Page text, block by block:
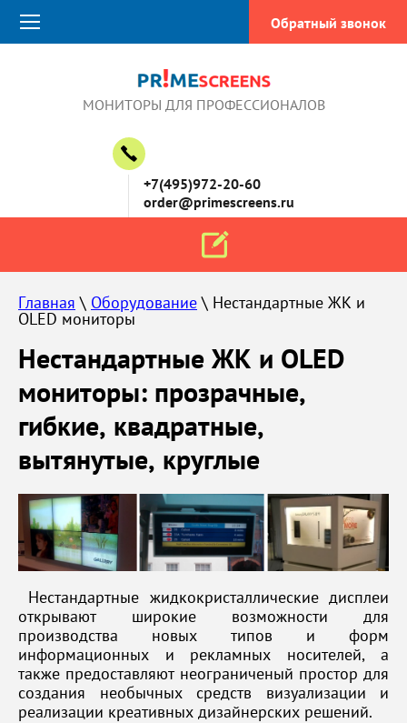
МОНИТОРЫ ДЛЯ ПРОФЕССИОНАЛОВ
+7(495)972-20-60
order@primescreens.ru
Обратный звонок
Главная \ Оборудование \ Нестандартные ЖК и
OLED мониторы
Нестандартные ЖК и OLED
мониторы: прозрачные,
гибкие, квадратные,
вытянутые, круглые
Нестандартные жидкокристаллические дисплеи
открывают широкие возможности для
производства новых типов и форм
информационных и рекламных носителей, а
также предоставляют неограниченый простор для
создания необычных средств визуализации и
реализации креативных дизайнерских решений.